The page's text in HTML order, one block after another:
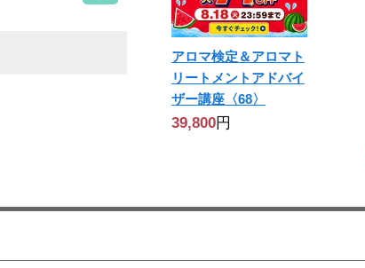
アロマ検定＆アロマト
リートメントアドバイ
ザー講座〈68〉
39,800円